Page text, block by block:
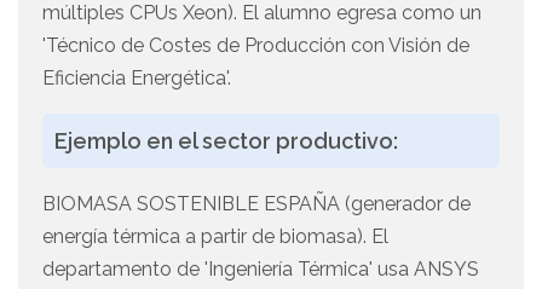
múltiples CPUs Xeon). El alumno egresa como un
'Técnico de Costes de Producción con Visión de
Eficiencia Energética'.
Ejemplo en el sector productivo:
BIOMASA SOSTENIBLE ESPAÑA (generador de
energía térmica a partir de biomasa). El
departamento de 'Ingeniería Térmica' usa ANSYS